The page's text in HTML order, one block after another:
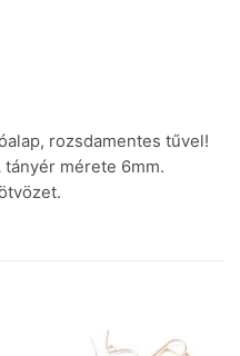
rozsdamentes tűvel!
mérete 6mm.